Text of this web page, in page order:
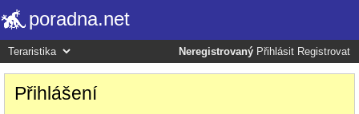
poradna.net
Neregistrovaný Přihlásit Registrovat
Přihlášení